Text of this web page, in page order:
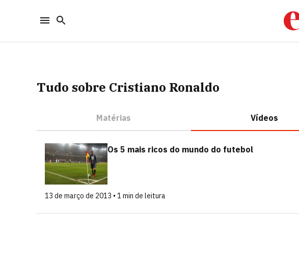
Tudo sobre Cristiano Ronaldo
Matérias Vídeos
Os 5 mais ricos do mundo do futebol
13 de março de 2013 • 1 min de leitura